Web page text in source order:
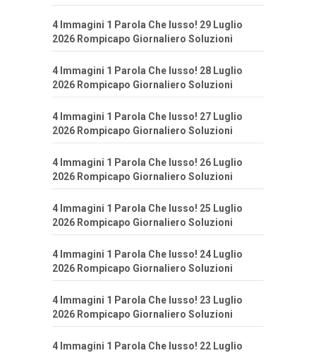
4 Immagini 1 Parola Che lusso! 29 Luglio
2026 Rompicapo Giornaliero Soluzioni
4 Immagini 1 Parola Che lusso! 28 Luglio
2026 Rompicapo Giornaliero Soluzioni
4 Immagini 1 Parola Che lusso! 27 Luglio
2026 Rompicapo Giornaliero Soluzioni
4 Immagini 1 Parola Che lusso! 26 Luglio
2026 Rompicapo Giornaliero Soluzioni
4 Immagini 1 Parola Che lusso! 25 Luglio
2026 Rompicapo Giornaliero Soluzioni
4 Immagini 1 Parola Che lusso! 24 Luglio
2026 Rompicapo Giornaliero Soluzioni
4 Immagini 1 Parola Che lusso! 23 Luglio
2026 Rompicapo Giornaliero Soluzioni
4 Immagini 1 Parola Che lusso! 22 Luglio